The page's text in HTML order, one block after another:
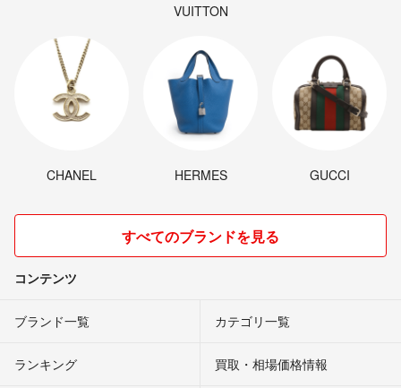
VUITTON
CHANEL HERMES GUCCI
すべてのブランドを見る
コンテンツ
ブランド一覧 カテゴリ一覧
ランキング 買取・相場価格情報